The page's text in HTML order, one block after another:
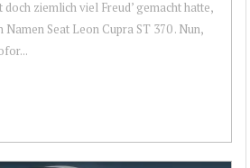
doch ziemlich viel Freud’ gemacht hatte,
Seat Leon Cupra ST 370 . Nun,